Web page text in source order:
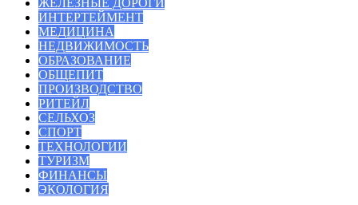
ИНТЕРТЕЙМЕНТ
МЕДИЦИНА
НЕДВИЖИМОСТЬ
ОБРАЗОВАНИЕ
ОБЩЕПИТ
ПРОИЗВОДСТВО
РИТЕЙЛ
СЕЛЬХОЗ
СПОРТ
ТЕХНОЛОГИИ
ТУРИЗМ
ФИНАНСЫ
ЭКОЛОГИЯ